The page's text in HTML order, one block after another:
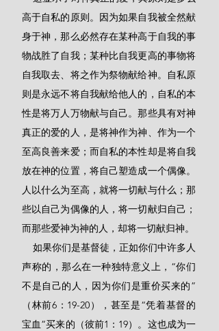
高于自私的原则。因为如果自我被全然献
身于神，那么必然存在某种高于自我的事
物战胜了自我；某种比自我更高的事物将
自我取去、将之作为祭物献给神。自私原
则是永远不将自我献给他人的，自私的本
性是将万人万物献与自己。那些具有对神
真正的爱的人，是将神作为神、作为一个
至高良善来爱；而自私的本性却是将自我
放在神的位置，将自己塑造成一个偶像。
人以什么为至高，就将一切献与什么；那
些以自己为偶像的人，将一切献归自己；
而那些爱神为神的人，却将一切献归神。
声称的，那么在一种独特意义上，“你们
不是自己的人，因为你们是重价买来的”
（林前6：19-20），甚至是“凭着基督的
宝血”买来的（彼前1：19）。这也成为一